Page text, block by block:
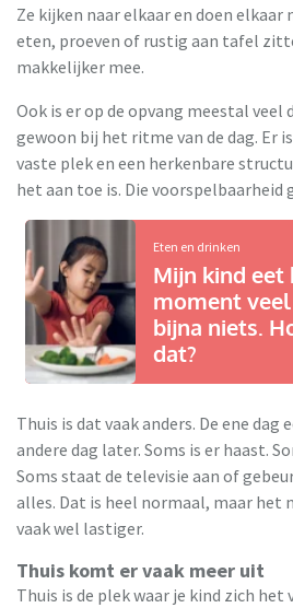
Ze kijken naar elkaar en doen elkaar
eten, proeven of rustig aan tafel
makkelijker mee.
Ook is er op de opvang meestal
gewoon bij het ritme van de dag. Er
vaste plek en een herkenbare
het aan toe is. Die voorspelbaarheid
Eten en drinken
Mijn kind eet
moment
bijna niets.
dat?
Thuis is dat vaak anders. De ene dag
andere dag later. Soms is er haast.
Soms staat de televisie aan of
alles. Dat is heel normaal, maar het
vaak wel lastiger.
Thuis komt er vaak meer uit
Thuis is de plek waar je kind zich